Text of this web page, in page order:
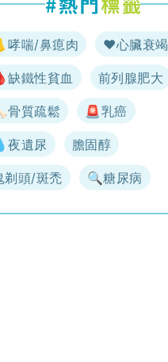
哮喘/鼻瘜肉 ♥️心臟衰竭
缺鐵性貧血 前列腺肥大
骨質疏鬆 🚨乳癌
夜遺尿 膽固醇
剃頭/斑禿 🔍糖尿病